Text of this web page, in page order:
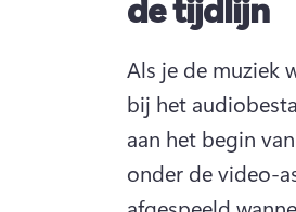
Als je de muziek
bij het
aan het begin
onder de video-